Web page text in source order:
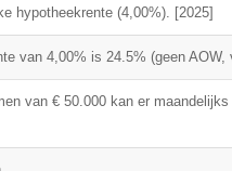
hypotheekrente (4,00%). [2025]
van 4,00% is 24.5% (geen AOW,
van € 50.000 kan er